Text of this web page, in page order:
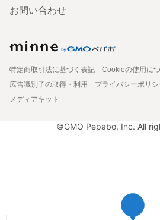
お問い合わせ
特定商取引法に基づく表記
Cookieの使用に
広告識別子の取得・利用
プライバシーポリシ
メディアキット
©GMO Pepabo, Inc. All